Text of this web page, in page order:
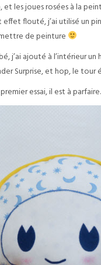
les joues rosées à la
flouté, j’ai utilisé un
de peinture
ajouté à l’intérieur un
Surprise, et hop, le
essai, il est à